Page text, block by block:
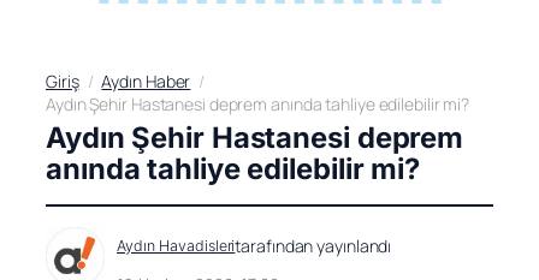
Giriş
Aydın Haber
Aydın Şehir Hastanesi deprem anında tahliye edilebilir mi?
Aydın Şehir Hastanesi deprem
anında tahliye edilebilir mi?
Aydın Havadisleritarafından yayınlandı